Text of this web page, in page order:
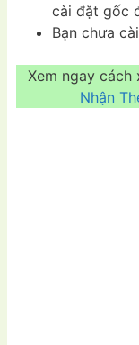
cài đặt gốc
Bạn chưa
Xem ngay cách
Nhận